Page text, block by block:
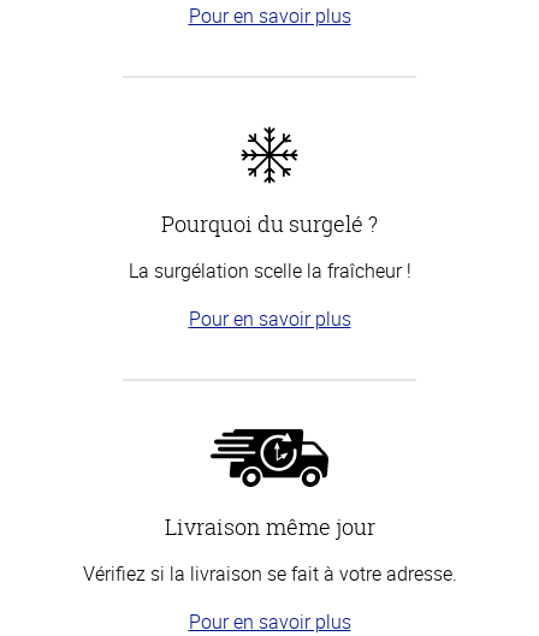
Pour en savoir plus
Pourquoi du surgelé ?
La surgélation scelle la fraîcheur !
Pour en savoir plus
Livraison même jour
Vérifiez si la livraison se fait à votre adresse.
Pour en savoir plus